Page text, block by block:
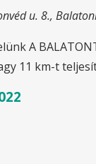
u. 8.,
A
11 km-t